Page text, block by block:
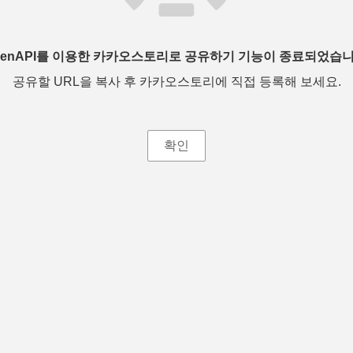
를 이용한 카카오스토리로 공유하기 기능이 종료되었습
공유할 URL을 복사 후 카카오스토리에 직접 등록해 보세요.
확인